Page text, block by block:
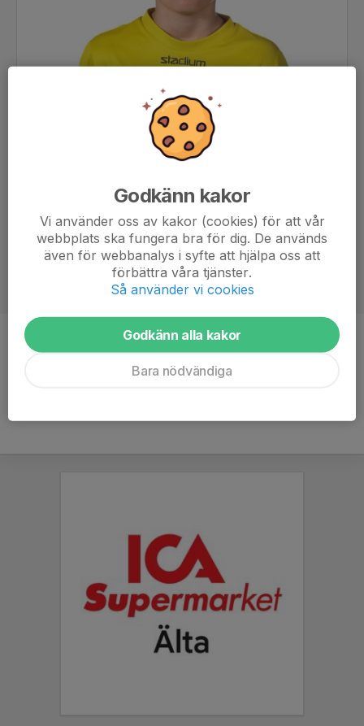
Ålder
Godkänn kakor
Vi använder oss av kakor (cookies) för att vår
webbplats ska fungera bra för dig. De används
även för webbanalys i syfte att hjälpa oss att
förbättra våra tjänster.
Så använder vi cookies
Godkänn alla kakor
Bara nödvändiga